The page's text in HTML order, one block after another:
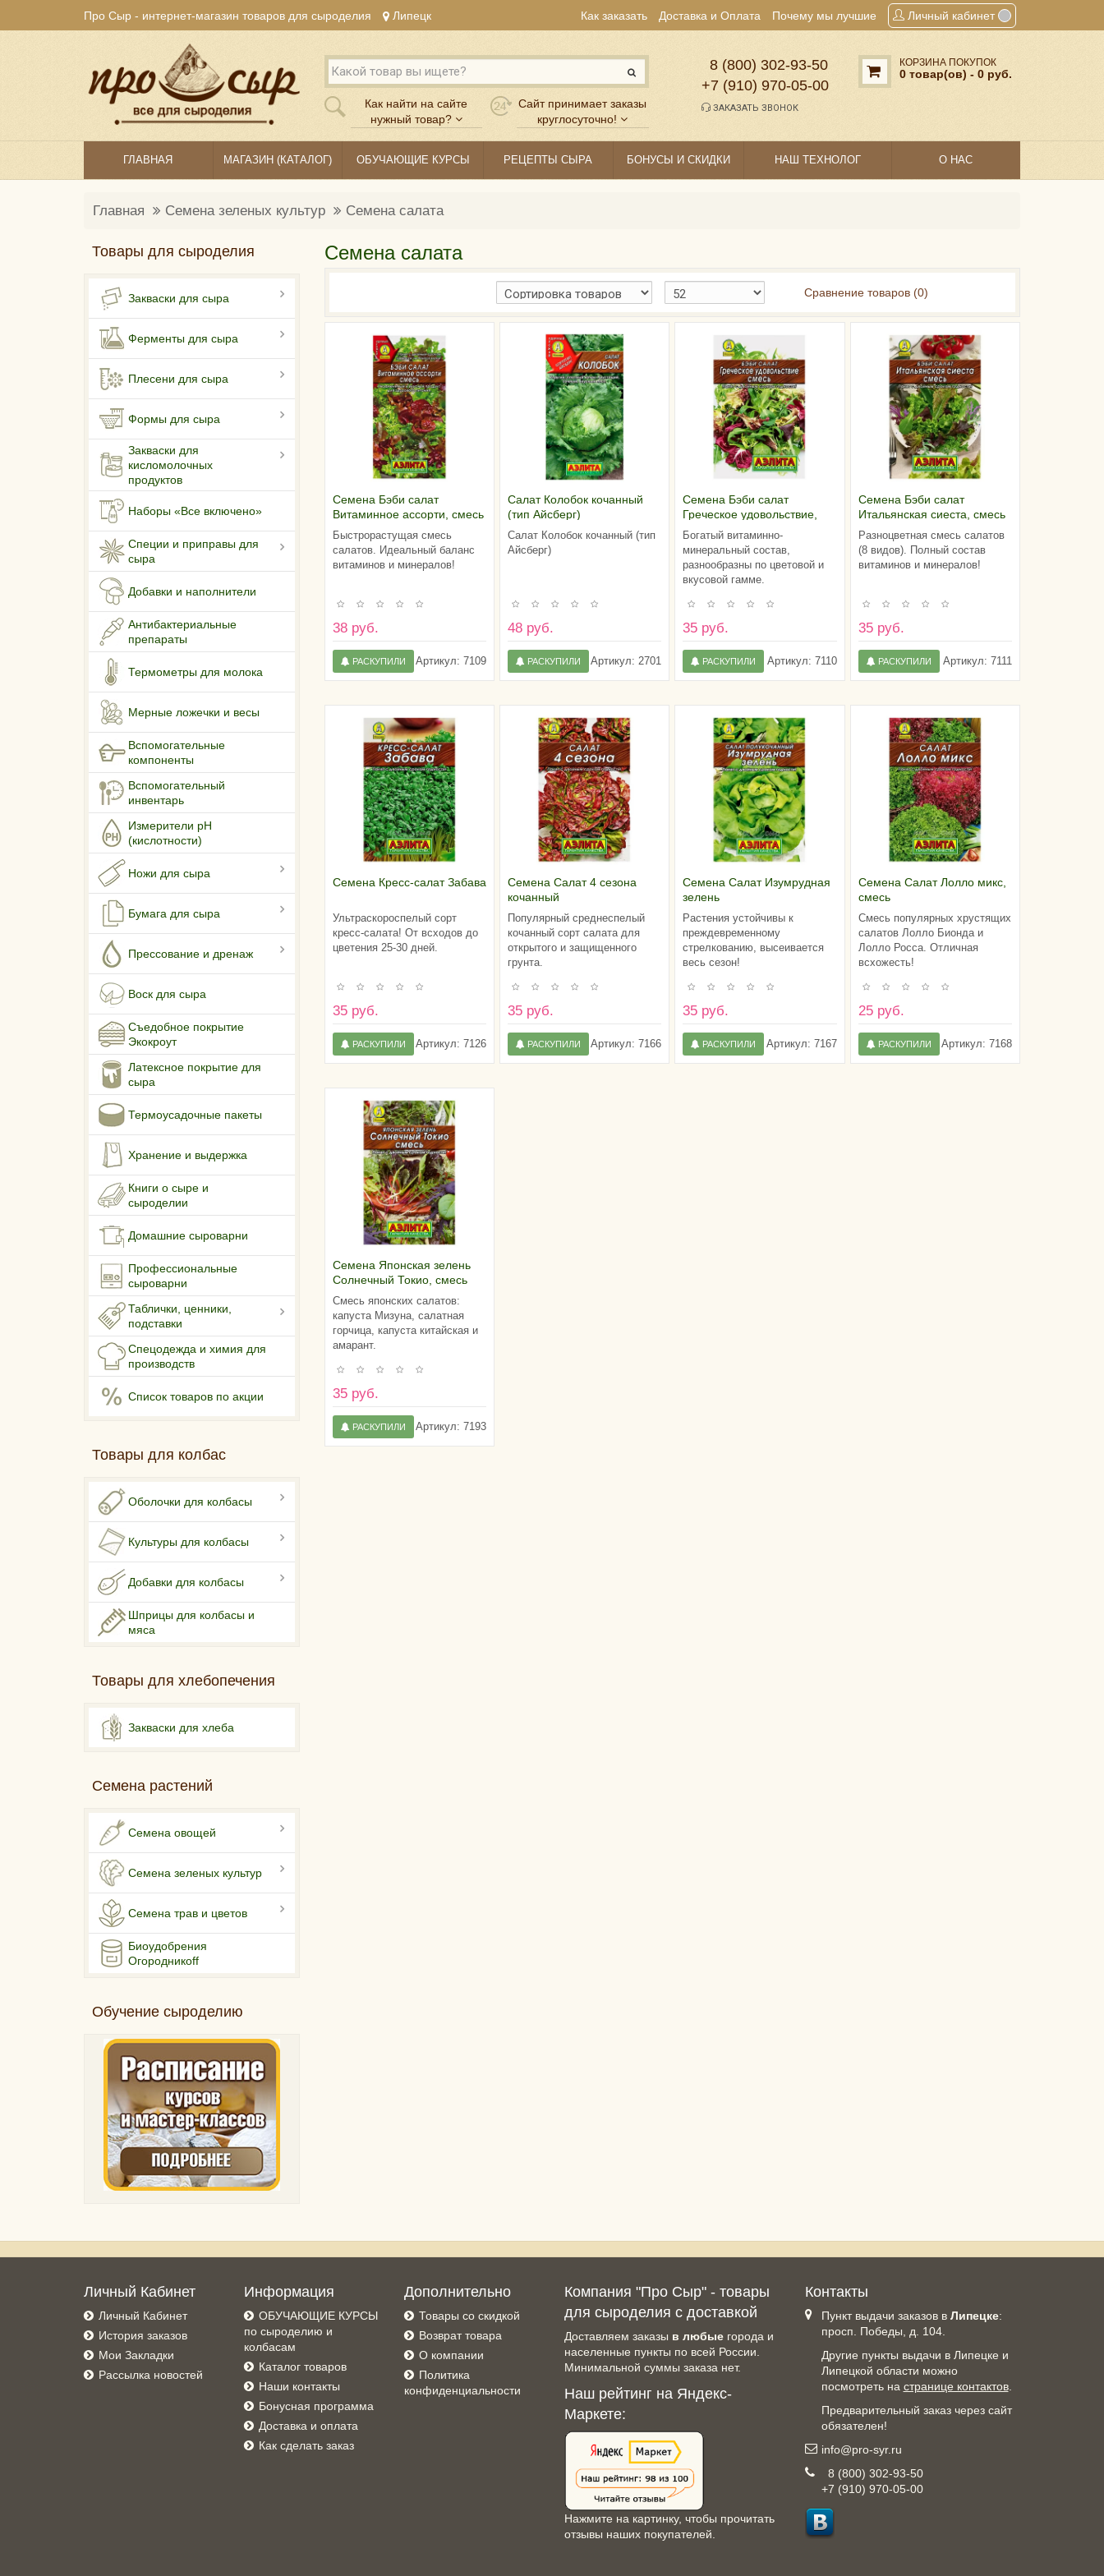
Про Сыр - интернет-магазин товаров для сыроделия Липецк Как заказать Доставка и Оплата Почему мы лучшие Личный кабинет
Как найти на сайте
нужный товар?
Сайт принимает заказы
круглосуточно!
8 (800) 302‑93‑50
+7 (910) 970‑05‑00
ЗАКАЗАТЬ ЗВОНОК
КОРЗИНА ПОКУПОК
0 товар(ов) - 0 руб.
ГЛАВНАЯ МАГАЗИН (КАТАЛОГ) ОБУЧАЮЩИЕ КУРСЫ РЕЦЕПТЫ СЫРА БОНУСЫ И СКИДКИ НАШ ТЕХНОЛОГ О НАС
Главная Семена зеленых культур Семена салата
Товары для сыроделия
Закваски для сыра
Ферменты для сыра
Плесени для сыра
Формы для сыра
Закваски для
кисломолочных
продуктов
Наборы «Все включено»
Специи и приправы для
сыра
Добавки и наполнители
Антибактериальные
препараты
Термометры для молока
Мерные ложечки и весы
Вспомогательные
компоненты
Вспомогательный
инвентарь
Измерители pH
(кислотности)
Ножи для сыра
Бумага для сыра
Прессование и дренаж
Воск для сыра
Съедобное покрытие
Экокроут
Латексное покрытие для
сыра
Термоусадочные пакеты
Хранение и выдержка
Книги о сыре и
сыроделии
Домашние сыроварни
Профессиональные
сыроварни
Таблички, ценники,
подставки
Спецодежда и химия для
производств
Список товаров по акции
Товары для колбас
Оболочки для колбасы
Культуры для колбасы
Добавки для колбасы
Шприцы для колбасы и
мяса
Товары для хлебопечения
Закваски для хлеба
Семена растений
Семена овощей
Семена зеленых культур
Семена трав и цветов
Биоудобрения
Огородникоff
Обучение сыроделию
Семена салата
Сравнение товаров (0)
Семена Бэби салат
Витаминное ассорти, смесь
Быстрорастущая смесь
салатов. Идеальный баланс
витаминов и минералов!
38 руб.
Артикул: 7109
РАСКУПИЛИ
Салат Колобок кочанный
(тип Айсберг)
Салат Колобок кочанный (тип
Айсберг)
48 руб.
Артикул: 2701
РАСКУПИЛИ
Семена Бэби салат
Греческое удовольствие,
смесь
Богатый витаминно-
минеральный состав,
разнообразны по цветовой и
вкусовой гамме.
35 руб.
Артикул: 7110
РАСКУПИЛИ
Семена Бэби салат
Итальянская сиеста, смесь
Разноцветная смесь салатов
(8 видов). Полный состав
витаминов и минералов!
35 руб.
Артикул: 7111
РАСКУПИЛИ
Семена Кресс-салат Забава
Ультраскороспелый сорт
кресс-салата! От всходов до
цветения 25-30 дней.
35 руб.
Артикул: 7126
РАСКУПИЛИ
Семена Салат 4 сезона
кочанный
Популярный среднеспелый
кочанный сорт салата для
открытого и защищенного
грунта.
35 руб.
Артикул: 7166
РАСКУПИЛИ
Семена Салат Изумрудная
зелень
Растения устойчивы к
преждевременному
стрелкованию, высеивается
весь сезон!
35 руб.
Артикул: 7167
РАСКУПИЛИ
Семена Салат Лолло микс,
смесь
Смесь популярных хрустящих
салатов Лолло Бионда и
Лолло Росса. Отличная
всхожесть!
25 руб.
Артикул: 7168
РАСКУПИЛИ
Семена Японская зелень
Солнечный Токио, смесь
Смесь японских салатов:
капуста Мизуна, салатная
горчица, капуста китайская и
амарант.
35 руб.
Артикул: 7193
РАСКУПИЛИ
Личный Кабинет
Личный Кабинет
История заказов
Мои Закладки
Рассылка новостей
Информация
ОБУЧАЮЩИЕ КУРСЫ
по сыроделию и
колбасам
Каталог товаров
Наши контакты
Бонусная программа
Доставка и оплата
Как сделать заказ
Дополнительно
Товары со скидкой
Возврат товара
О компании
Политика
конфиденциальности
Компания "Про Сыр" - товары
для сыроделия с доставкой
Доставляем заказы в любые города и
населенные пункты по всей России.
Минимальной суммы заказа нет.
Наш рейтинг на Яндекс-
Маркете:
Нажмите на картинку, чтобы прочитать
отзывы наших покупателей.
Контакты
Пункт выдачи заказов в Липецке:
просп. Победы, д. 104.
Другие пункты выдачи в Липецке и
Липецкой области можно
посмотреть на странице контактов.
Предварительный заказ через сайт
обязателен!
info@pro-syr.ru
8 (800) 302-93-50
+7 (910) 970-05-00